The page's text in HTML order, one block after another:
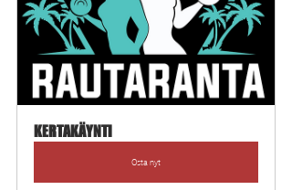
KERTAKÄYNTI
Osta nyt